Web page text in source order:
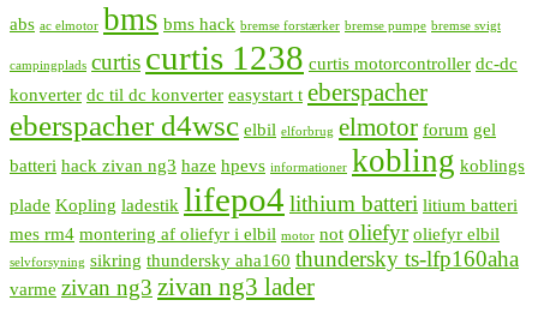
abs ac elmotor bms bms hack bremse forstærker bremse pumpe bremse svigt
campingplads curtis curtis 1238 curtis motorcontroller dc-dc
konverter dc til dc konverter easystart t eberspacher
eberspacher d4wsc elbil elforbrug elmotor forum gel
batteri hack zivan ng3 haze hpevs informationer kobling koblings
plade Kopling ladestik lifepo4 lithium batteri litium batteri
mes rm4 montering af oliefyr i elbil motor not oliefyr oliefyr elbil
selvforsyning sikring thundersky aha160 thundersky ts-lfp160aha
varme zivan ng3 zivan ng3 lader